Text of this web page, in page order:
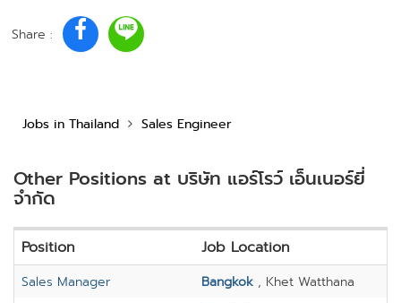
Share :
Jobs in Thailand Sales Engineer
Other Positions at บริษัท แอร์โรว์ เอ็นเนอร์ยี่
จำกัด
Position Job Location
Sales Manager Bangkok , Khet Watthana